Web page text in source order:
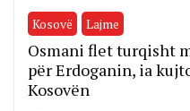
Kosovë Lajme
Osmani flet turqisht
për Erdoganin, ia
Kosovën